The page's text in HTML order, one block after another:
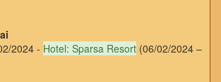
2024 - Hotel: Sparsa Resort (06/02/2024 –